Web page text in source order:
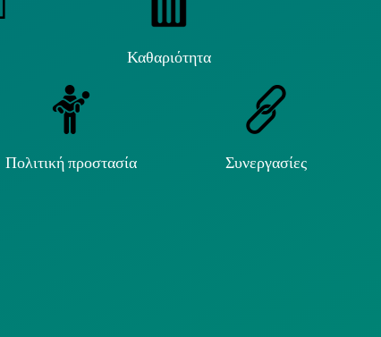
Καθαριότητα
Πολιτική προστασία Συνεργασίες